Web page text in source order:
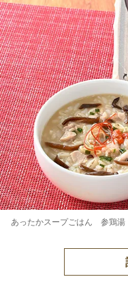
あったかスープごはん 参鶏湯